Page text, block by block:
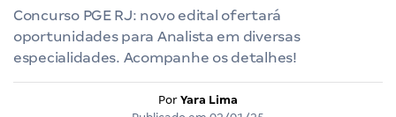
Concurso PGE RJ: novo edital ofertará
oportunidades para Analista em diversas
especialidades. Acompanhe os detalhes!
Por Yara Lima